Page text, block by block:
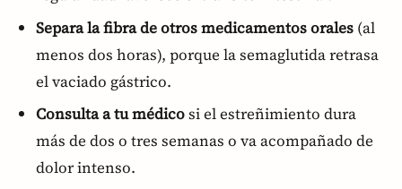
Separa la fibra de otros medicamentos orales (al
menos dos horas), porque la semaglutida retrasa
el vaciado gástrico.
Consulta a tu médicosi el estreñimiento dura
más de dos o tres semanas o va acompañado de
dolor intenso.